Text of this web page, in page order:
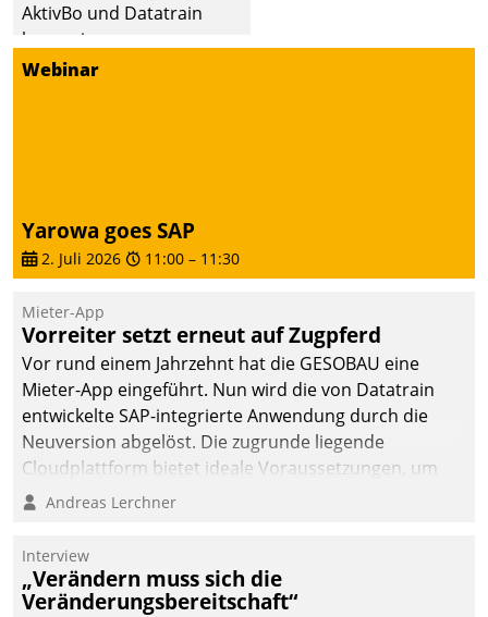
AktivBo und Datatrain
kooperieren –
Immobilienunternehmen
zielgerichtete
Mieterbefragungen – eine
starke Grundlage für
intelligente,
datengestützte
Entscheidungen.
Webinar
Yarowa goes SAP
2. Juli 2026 11:00 – 11:30
Mieter-App
Vorreiter setzt erneut auf Zugpferd
Vor rund einem Jahrzehnt hat die GESOBAU eine
Mieter-App eingeführt. Nun wird die von Datatrain
entwickelte SAP-integrierte Anwendung durch die
Neuversion abgelöst. Die zugrunde liegende
Cloudplattform bietet ideale Voraussetzungen, um
die Funktionalität der App zu erweitern und weitere
integrieren.
Andreas Lerchner
Interview
„Verändern muss sich die
Veränderungsbereitschaft“